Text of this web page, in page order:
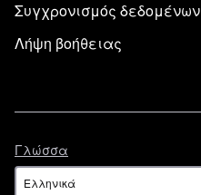
Συγχρονισμός δεδομένων
Λήψη βοήθειας
Γλώσσα